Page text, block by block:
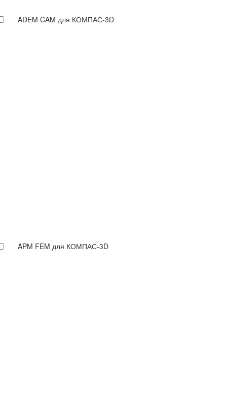
ADEM CAM для КОМПАС-3D
APM FEM для КОМПАС-3D